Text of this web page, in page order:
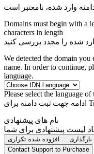
وارد شده، نامعتبر است
Domains must begin with a
characters in length
شده را مجدد بررسی کنید
We detected the domain you
name. In order to continue,
language.
Please select the language
ادامه جهت ثبت دامنه برای
نام های پیشنهادی
لیست پیشنهادی برای شما
بارگذاری ... افزوده شده تکراری
Contact Support to Purchase